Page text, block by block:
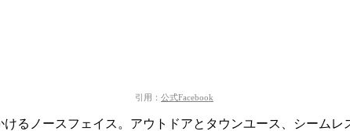
引用： 公式Facebook
るノースフェイス。 アウトドアとタウンユース、シーム